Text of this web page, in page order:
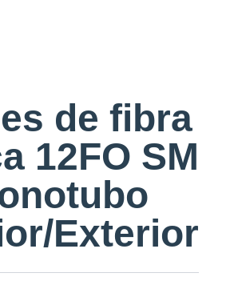
de fibra
12FO SM
Exterior